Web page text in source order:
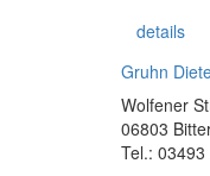
details
Gruhn
Wolfener
06803
Tel.: